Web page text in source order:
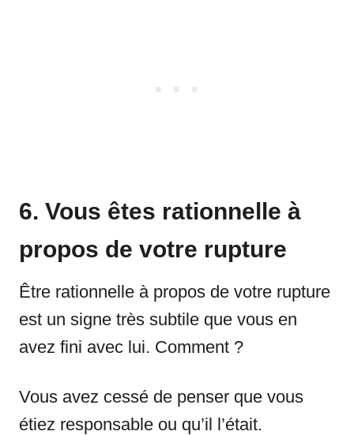
6. Vous êtes rationnelle à
propos de votre rupture
Être rationnelle à propos de votre rupture
est un signe très subtile que vous en
avez fini avec lui. Comment ?
Vous avez cessé de penser que vous
étiez responsable ou qu’il l’était.